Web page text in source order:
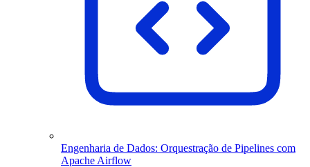
Engenharia de Dados: Orquestração de Pipelines com
Apache Airflow